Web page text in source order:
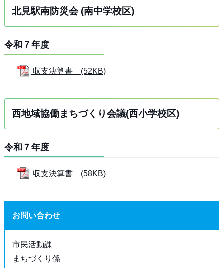
北見駅南防災会 (南中学校区)
令和７年度
収支決算書 (52KB)
西地域協働まちづくり会議(西小学校区)
令和７年度
収支決算書 (58KB)
お問い合わせ
市民活動課
まちづくり係